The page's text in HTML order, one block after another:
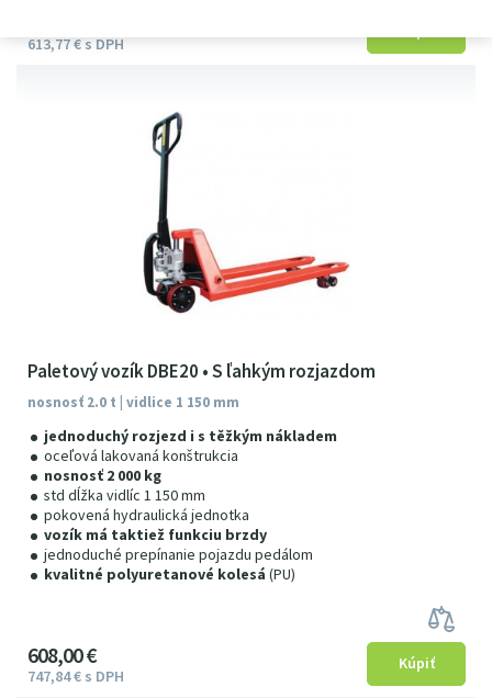
613 77€s DPH
Paletový vozík DBE20 • S ľahkým rozjazdom
nosnosť 2.0 t | vidlice 1 150 mm
jednoduchý rozjezd i s těžkým nákladem
oceľová lakovaná konštrukcia
nosnosť 2 000 kg
std dĺžka vidlíc 1 150 mm
pokovená hydraulická jednotka
vozík má taktiež funkciu brzdy
jednoduché prepínanie pojazdu pedálom
kvalitné polyuretanové kolesá (PU)
608 00€
747 84€ s DPH